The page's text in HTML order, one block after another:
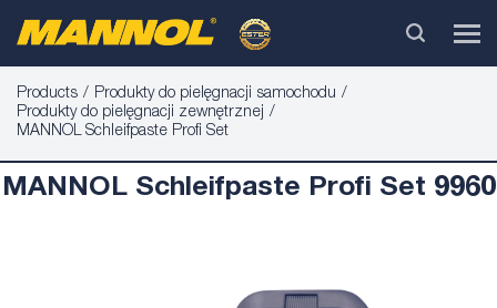
Products
Produkty do pielęgnacji samochodu
Produkty do pielęgnacji zewnętrznej
MANNOL Schleifpaste Profi Set
MANNOL Schleifpaste Profi Set 9960